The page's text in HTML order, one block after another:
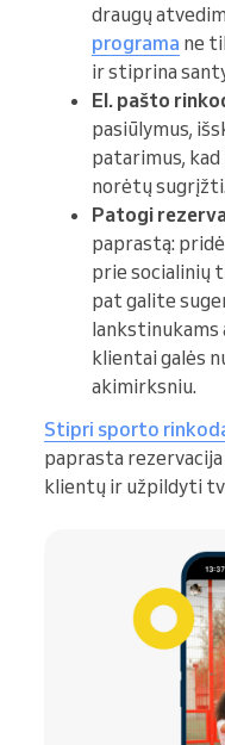
draugų
programa ne
ir stiprina
El. pašto
pasiūlymus,
patarimus,
norėtų sugrįžti.
Patogi
paprastą:
prie socialinių
pat galite
klientai galės
akimirksniu.
Stipri sporto
paprasta
klientų ir užpildyti